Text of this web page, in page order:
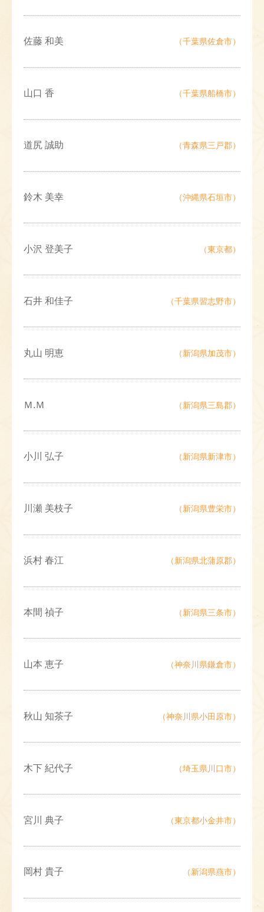
佐藤 和美 （千葉県佐倉市）
山口 香 （千葉県船橋市）
道尻 誠助 （青森県三戸郡）
鈴木 美幸 （沖縄県石垣市）
小沢 登美子 （東京都）
石井 和佳子 （千葉県習志野市）
丸山 明恵 （新潟県加茂市）
Ｍ.Ｍ （新潟県三島郡）
小川 弘子 （新潟県新津市）
川瀬 美枝子 （新潟県豊栄市）
浜村 春江 （新潟県北蒲原郡）
本間 禎子 （新潟県三条市）
山本 恵子 （神奈川県鎌倉市）
秋山 知茶子 （神奈川県小田原市）
木下 紀代子 （埼玉県川口市）
宮川 典子 （東京都小金井市）
岡村 貴子 （新潟県燕市）